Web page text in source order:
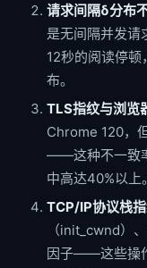
请求间隔δ分布
是无间隔并发
12秒的阅读停
布。
TLS指纹与浏览
Chrome 120，
——这种不一致
中高达40%以上。
TCP/IP协议栈
（init_cwnd）
因子——这些操